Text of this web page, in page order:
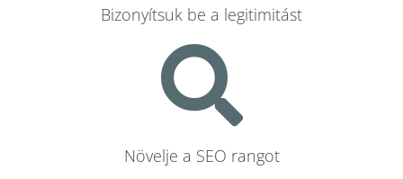
Bizonyítsuk be a legitimitást
Növelje a SEO rangot